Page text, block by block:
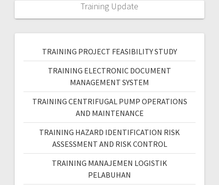
Training Update
TRAINING PROJECT FEASIBILITY STUDY
TRAINING ELECTRONIC DOCUMENT
MANAGEMENT SYSTEM
TRAINING CENTRIFUGAL PUMP OPERATIONS
AND MAINTENANCE
TRAINING HAZARD IDENTIFICATION RISK
ASSESSMENT AND RISK CONTROL
TRAINING MANAJEMEN LOGISTIK
PELABUHAN